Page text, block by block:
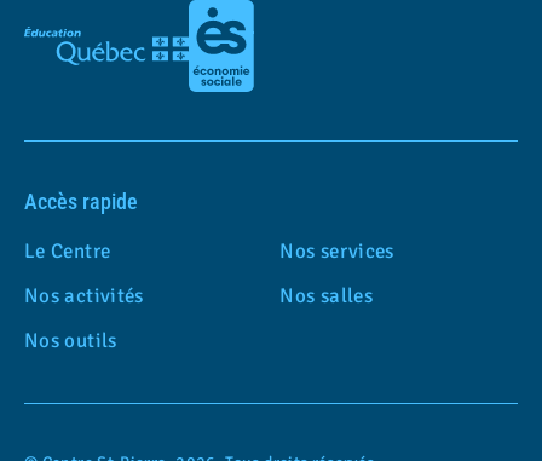
Accès rapide
Le Centre
Nos services
Nos activités
Nos salles
Nos outils